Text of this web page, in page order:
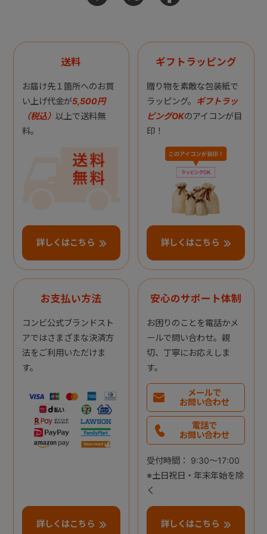
送料
お届け先１箇所へのお買
い上げ代金が5,500円
（税込） 以上で送料無
料。
詳しくはこちら
ギフトラッピング
贈り物を素敵な包装紙で
ラッピング。 ギフトラッ
ピングOKのアイコンが目
印！
詳しくはこちら
お支払い方法
コンビ公式ブランドスト
アではさまざまな決済方
法をご利用いただけま
す。
詳しくはこちら
安心のサポート体制
お困りのことを電話かメ
ールで問い合わせ。親
切、丁寧にお応えしま
す。
メールで
お問い合わせ
電話で
お問い合わせ
受付時間： 9:30～17:00
※土日祝日・年末年始を除
く
詳しくはこちら